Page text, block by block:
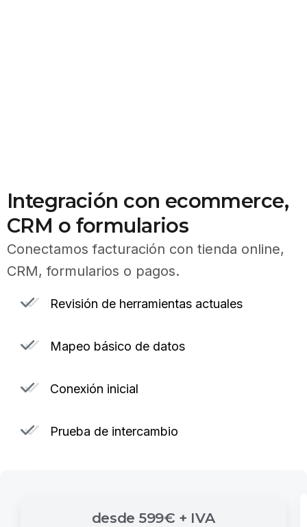
Integración con ecommerce,
CRM o formularios
Conectamos facturación con tienda online,
CRM, formularios o pagos.
Revisión de herramientas actuales
Mapeo básico de datos
Conexión inicial
Prueba de intercambio
desde 599€ + IVA